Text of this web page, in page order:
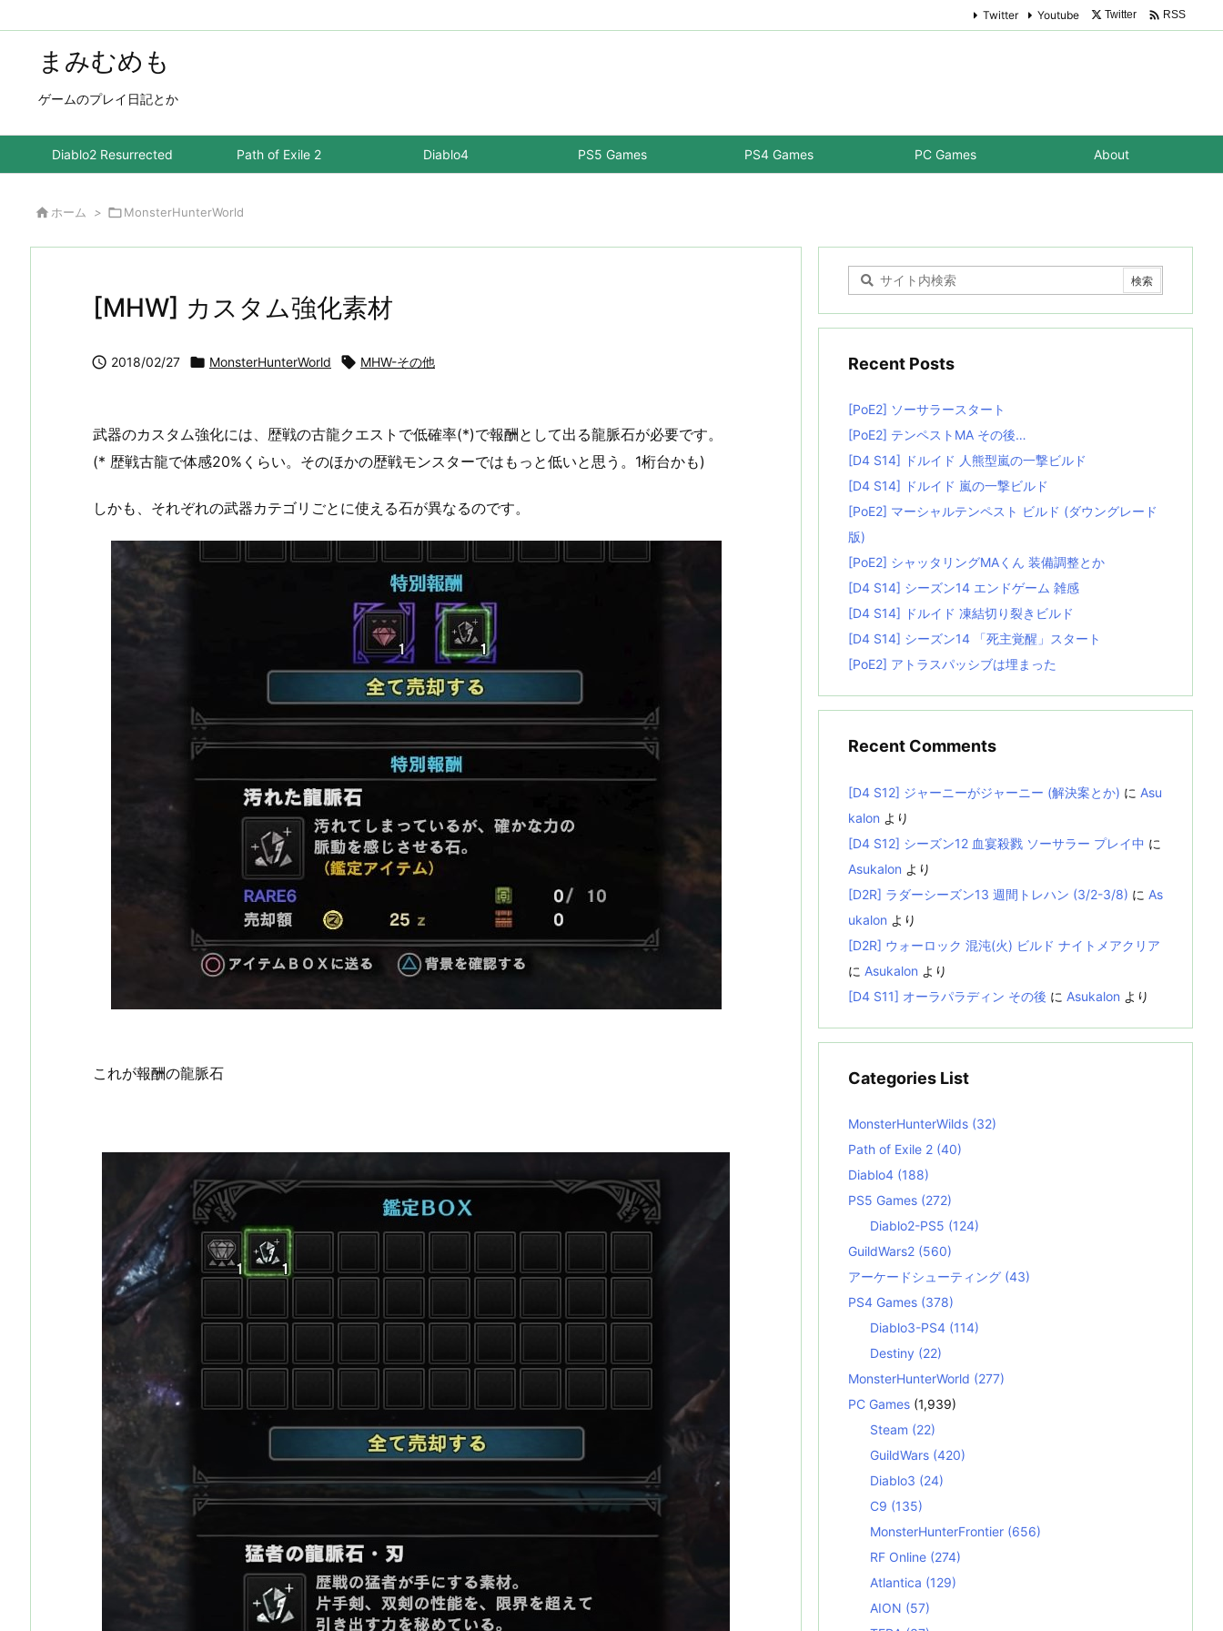
まみむめも
ゲームのプレイ日記とか
Diablo2 Resurrected Path of Exile 2 Diablo4 PS5 Games PS4 Games PC Games About
Twitter Youtube Twitter  RSS
 ホーム > MonsterHunterWorld
[MHW] カスタム強化素材
 2018/02/27  MonsterHunterWorld  MHW-その他
武器のカスタム強化には、歴戦の古龍クエストで低確率(*)で報酬として出る龍脈石が必要です。
(* 歴戦古龍で体感20%くらい。そのほかの歴戦モンスターではもっと低いと思う。1桁台かも)
しかも、それぞれの武器カテゴリごとに使える石が異なるのです。
これが報酬の龍脈石
Recent Posts
[PoE2] ソーサラースタート
[PoE2] テンペストMA その後…
[D4 S14] ドルイド 人熊型嵐の一撃ビルド
[D4 S14] ドルイド 嵐の一撃ビルド
[PoE2] マーシャルテンペスト ビルド (ダウングレード
版)
[PoE2] シャッタリングMAくん 装備調整とか
[D4 S14] シーズン14 エンドゲーム 雑感
[D4 S14] ドルイド 凍結切り裂きビルド
[D4 S14] シーズン14 「死主覚醒」スタート
[PoE2] アトラスパッシブは埋まった
Recent Comments
[D4 S12] ジャーニーがジャーニー (解決案とか) に Asu
kalon より
[D4 S12] シーズン12 血宴殺戮 ソーサラー プレイ中 に
Asukalon より
[D2R] ラダーシーズン13 週間トレハン (3/2-3/8) に As
ukalon より
[D2R] ウォーロック 混沌(火) ビルド ナイトメアクリア
に Asukalon より
[D4 S11] オーラパラディン その後 に Asukalon より
Categories List
MonsterHunterWilds (32)
Path of Exile 2 (40)
Diablo4 (188)
PS5 Games (272)
Diablo2-PS5 (124)
GuildWars2 (560)
アーケードシューティング (43)
PS4 Games (378)
Diablo3-PS4 (114)
Destiny (22)
MonsterHunterWorld (277)
PC Games (1,939)
Steam (22)
GuildWars (420)
Diablo3 (24)
C9 (135)
MonsterHunterFrontier (656)
RF Online (274)
Atlantica (129)
AION (57)